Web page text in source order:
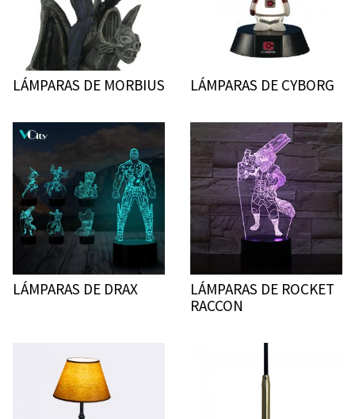
LÁMPARAS DE MORBIUS LÁMPARAS DE CYBORG
LÁMPARAS DE DRAX
LÁMPARAS DE ROCKET
RACCON